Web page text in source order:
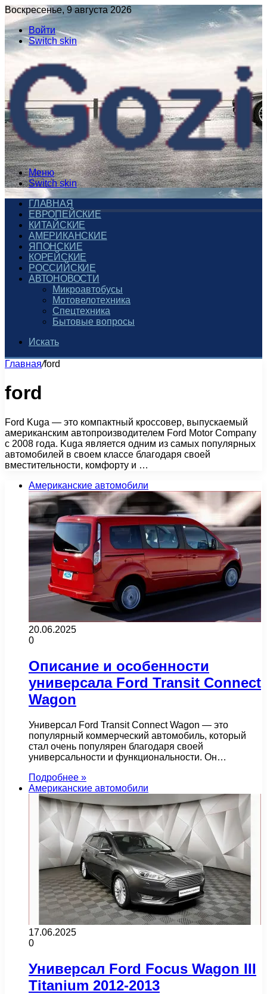
Воскресенье, 9 августа 2026
Войти
Switch skin
Меню
Switch skin
ГЛАВНАЯ
ЕВРОПЕЙСКИЕ
КИТАЙСКИЕ
АМЕРИКАНСКИЕ
ЯПОНСКИЕ
КОРЕЙСКИЕ
РОССИЙСКИЕ
АВТОНОВОСТИ
Микроавтобусы
Мотовелотехника
Спецтехника
Бытовые вопросы
Искать
Главная/ford
ford
Ford Kuga — это компактный кроссовер, выпускаемый
американским автопроизводителем Ford Motor Company
с 2008 года. Kuga является одним из самых популярных
автомобилей в своем классе благодаря своей
вместительности, комфорту и …
Американские автомобили
20.06.2025
0
Описание и особенности
универсала Ford Transit Connect
Wagon
Универсал Ford Transit Connect Wagon — это
популярный коммерческий автомобиль, который
стал очень популярен благодаря своей
универсальности и функциональности. Он…
Подробнее »
Американские автомобили
17.06.2025
0
Универсал Ford Focus Wagon III
Titanium 2012-2013